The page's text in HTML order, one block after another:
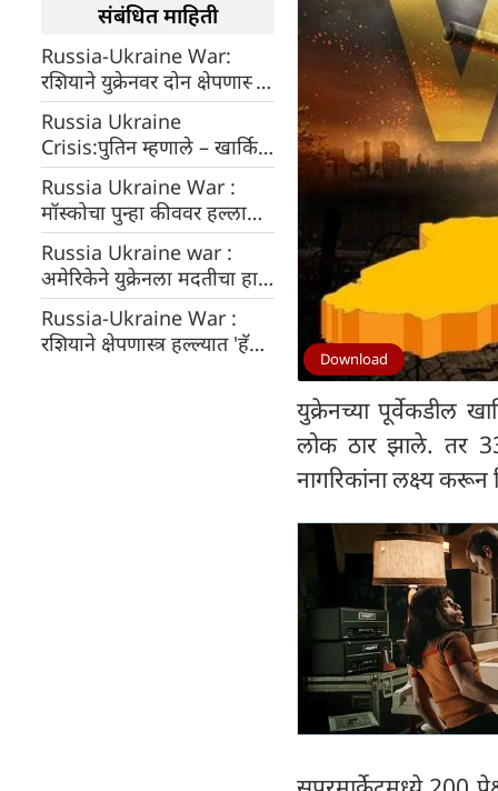
संबंधित माहिती
Russia-Ukraine War:
रशियाने युक्रेनवर दोन क्षेपणास्त्रे
डागली, 10 जणांचा मृत्यू
Russia Ukraine
Crisis:पुतिन म्हणाले – खार्किव
ताब्यात घेण्याची योजना नाही
Russia Ukraine War :
मॉस्कोचा पुन्हा कीववर हल्ला
युक्रेनमधील पाच गावे ताब्यात
घेण्याचा रशियाचा दावा
Russia Ukraine war :
अमेरिकेने युक्रेनला मदतीचा हात
पुढे करीत लष्करी मदत जाहीर
केली
Russia-Ukraine War :
रशियाने क्षेपणास्त्र हल्ल्यात 'हॅरी
Download
युक्रेनच्या पूर्वेकडील
लोक ठार झाले. तर
नागरिकांना लक्ष्य